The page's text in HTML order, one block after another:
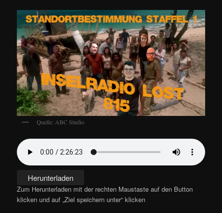
Quelle: ABC Studio
Herunterladen
Zum Herunterladen mit der rechten Maustaste auf den Button
klicken und auf „Ziel speichern unter“ klicken